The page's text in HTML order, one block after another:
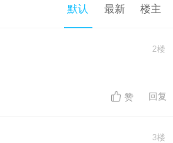
默认 最新 楼主
2楼
赞 回复
3楼